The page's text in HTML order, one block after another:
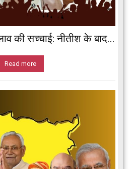
की सच्चाई: नीतीश के बाद...
Read more